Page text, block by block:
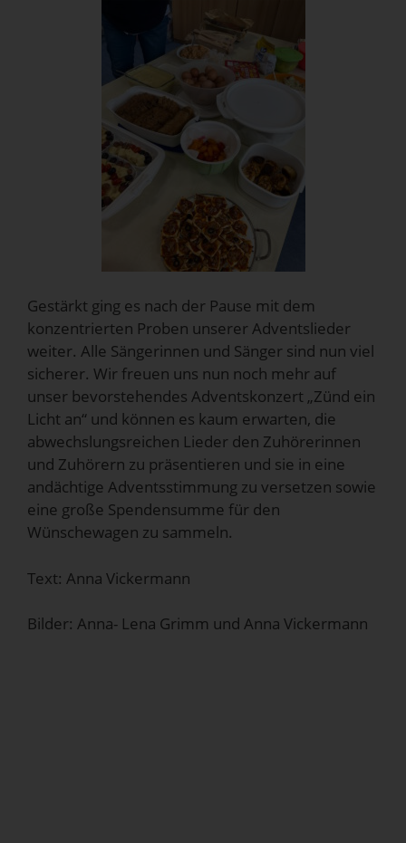
Gestärkt ging es nach der Pause mit dem
konzentrierten Proben unserer Adventslieder
weiter. Alle Sängerinnen und Sänger sind nun viel
sicherer. Wir freuen uns nun noch mehr auf
unser bevorstehendes Adventskonzert „Zünd ein
Licht an“ und können es kaum erwarten, die
abwechslungsreichen Lieder den Zuhörerinnen
und Zuhörern zu präsentieren und sie in eine
andächtige Adventsstimmung zu versetzen sowie
eine große Spendensumme für den
Wünschewagen zu sammeln.
Text: Anna Vickermann
Bilder: Anna- Lena Grimm und Anna Vickermann